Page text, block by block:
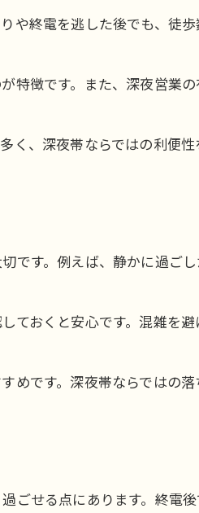
や終電を逃した後でも、徒
特徴です。また、深夜営業
く、深夜帯ならではの利便
です。例えば、静かに過ご
ておくと安心です。混雑を
めです。深夜帯ならではの
ごせる点にあります。終電